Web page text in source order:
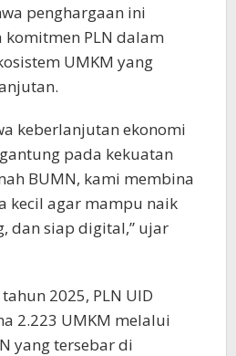
penghargaan ini
PLN dalam
UMKM yang
keberlanjutan ekonomi
pada kekuatan
BUMN, kami membina
kecil agar mampu naik
dan siap digital,” ujar
2025, PLN UID
2.223 UMKM melalui
yang tersebar di